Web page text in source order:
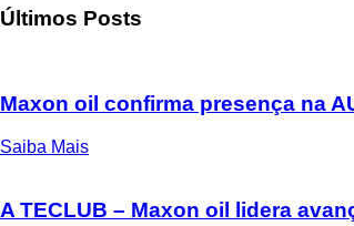
Últimos Posts
Maxon oil confirma presença na
Saiba Mais
A TECLUB – Maxon oil lidera